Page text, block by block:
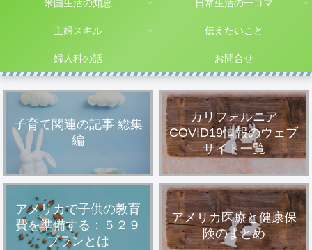
米国生活の知恵 日常生活の一コマ
主婦スキル 伝えたいこと
婦人科の話 お問合せ
子育て関連の記事 総集
編
カリフォルニア
COVID19情報のウェブ
サイト一覧
アメリカで子供の教育
費を準備する：５２９
プランとは
アメリカ医療と健康保
険のまとめ